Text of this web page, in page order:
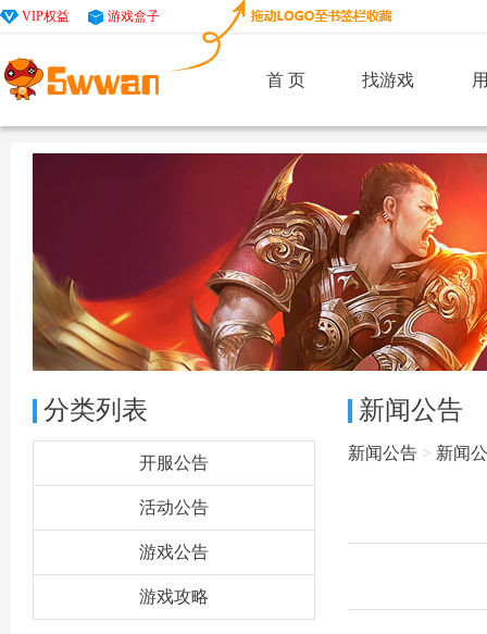
VIP权益 游戏盒子
首 页 找游戏
分类列表
开服公告
活动公告
游戏公告
游戏攻略
新闻公告
新闻公告 > 新闻